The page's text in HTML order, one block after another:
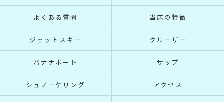
よくある質問 当店の特徴
ジェットスキー クルーザー
バナナボート サップ
シュノーケリング アクセス